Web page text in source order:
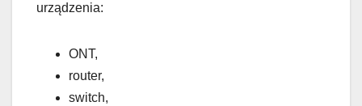
urządzenia:
ONT,
router,
switch,